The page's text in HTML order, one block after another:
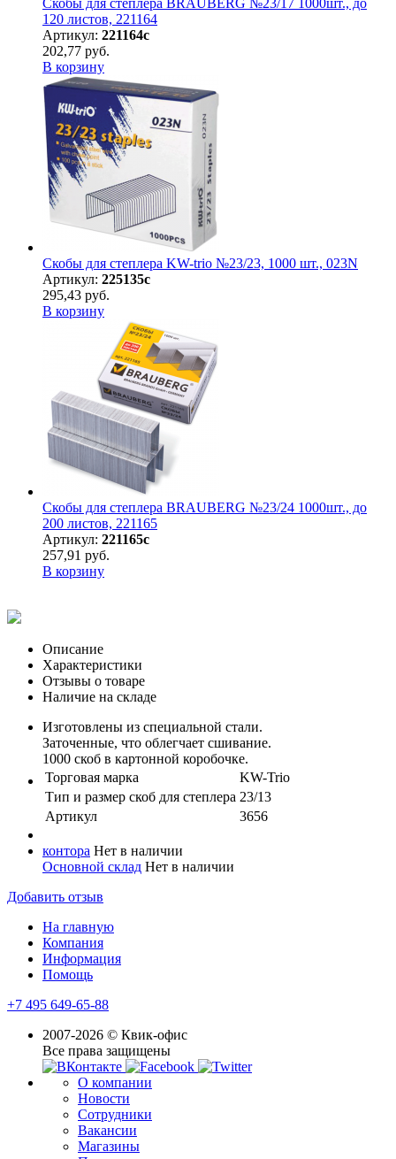
Скобы для степлера BRAUBERG №23/17 1000шт., до
120 листов, 221164
Артикул: 221164с
202,77 руб.
В корзину
Скобы для степлера KW-trio №23/23, 1000 шт., 023N
Артикул: 225135с
295,43 руб.
В корзину
Скобы для степлера BRAUBERG №23/24 1000шт., до
200 листов, 221165
Артикул: 221165с
257,91 руб.
В корзину
Описание
Характеристики
Отзывы о товаре
Наличие на складе
Изготовлены из специальной стали.
Заточенные, что облегчает сшивание.
1000 скоб в картонной коробочке.
Торговая марка
KW-Trio
Тип и размер скоб для степлера 23/13
Артикул
3656
контора Нет в наличии
Основной склад Нет в наличии
Добавить отзыв
На главную
Компания
Информация
Помощь
+7 495 649-65-88
2007-2026 © Квик-офис
Все права защищены
О компании
Новости
Сотрудники
Вакансии
Магазины